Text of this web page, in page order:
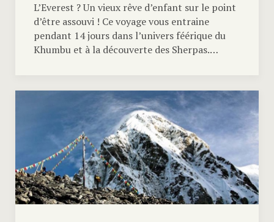
L’Everest ? Un vieux rêve d’enfant sur le point
d’être assouvi ! Ce voyage vous entraine
pendant 14 jours dans l’univers féérique du
Khumbu et à la découverte des Sherpas.…